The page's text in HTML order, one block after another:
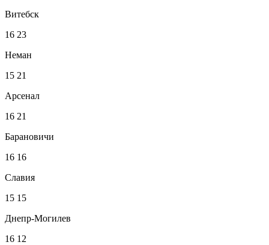
Витебск
16 23
Неман
15 21
Арсенал
16 21
Барановичи
16 16
Славия
15 15
Днепр-Могилев
16 12